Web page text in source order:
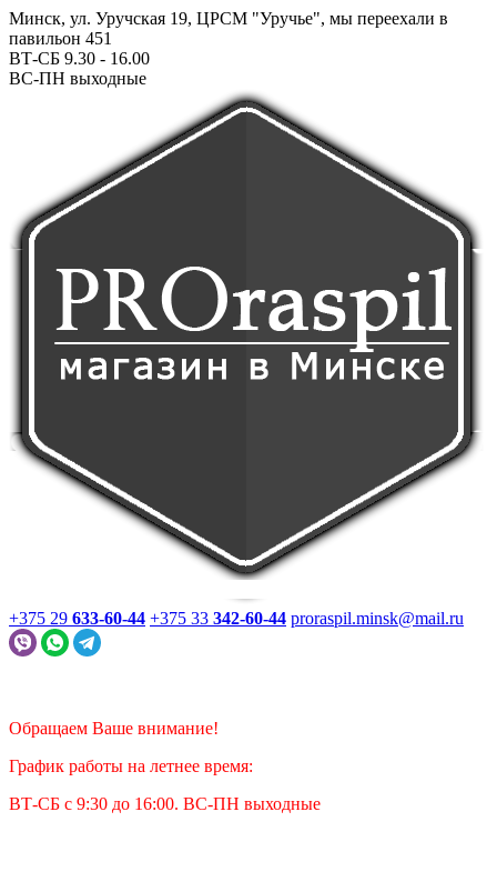
Минск, ул. Уручская 19, ЦРСМ "Уручье", мы переехали в
павильон 451
ВТ-СБ 9.30 - 16.00
ВС-ПН выходные
+375 29 633-60-44 +375 33 342-60-44 proraspil.minsk@mail.ru
Обращаем Ваше внимание!
График работы на летнее время:
ВТ-СБ с 9:30 до 16:00. ВС-ПН выходные